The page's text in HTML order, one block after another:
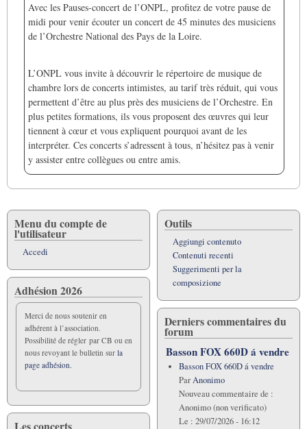
Avec les Pauses-concert de l’ONPL, profitez de votre pause de
midi pour venir écouter un concert de 45 minutes des musiciens
de l’Orchestre National des Pays de la Loire.
L’ONPL vous invite à découvrir le répertoire de musique de
chambre lors de concerts intimistes, au tarif très réduit, qui vous
permettent d’être au plus près des musiciens de l’Orchestre. En
plus petites formations, ils vous proposent des œuvres qui leur
tiennent à cœur et vous expliquent pourquoi avant de les
interpréter. Ces concerts s’adressent à tous, n’hésitez pas à venir
y assister entre collègues ou entre amis.
Menu du compte de
l'utilisateur
Accedi
Adhésion 2026
Merci de nous soutenir en
adhérent à l’association.
Possibilité de régler par CB ou en
nous revoyant le bulletin sur la
page adhésion.
Outils
Aggiungi contenuto
Contenuti recenti
Suggerimenti per la
composizione
Derniers commentaires du
forum
Basson FOX 660D á vendre
Basson FOX 660D á vendre
ParAnonimo
Nouveau commentaire de :
Anonimo (non verificato)
Le : 29/07/2026 - 16:12